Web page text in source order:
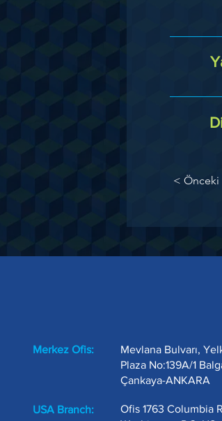
< Önceki
Merkez Ofis:
Mevlana Bulvarı,
Plaza No:139A/1
Çankaya-ANKARA
USA Branch:
Ofis 1763 Columbia